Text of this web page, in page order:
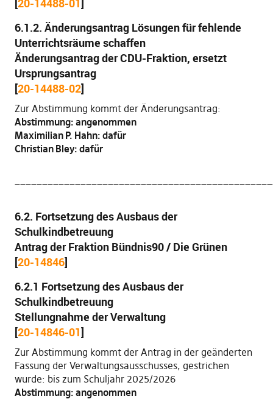
20-14488-01
6.1.2. Änderungsantrag Lösungen für fehlende
Unterrichtsräume schaffen
Änderungsantrag der CDU-Fraktion, ersetzt
Ursprungsantrag
[20-14488-02]
Zur Abstimmung kommt der Änderungsantrag:
Abstimmung: angenommen
Maximilian P. Hahn: dafür
Christian Bley: dafür
6.2. Fortsetzung des Ausbaus der
Schulkindbetreuung
Antrag der Fraktion Bündnis90 / Die Grünen
[20-14846]
6.2.1 Fortsetzung des Ausbaus der
Schulkindbetreuung
Stellungnahme der Verwaltung
[20-14846-01]
Zur Abstimmung kommt der Antrag in der geänderten
Fassung der Verwaltungsausschusses, gestrichen
wurde: bis zum Schuljahr 2025/2026
Abstimmung: angenommen